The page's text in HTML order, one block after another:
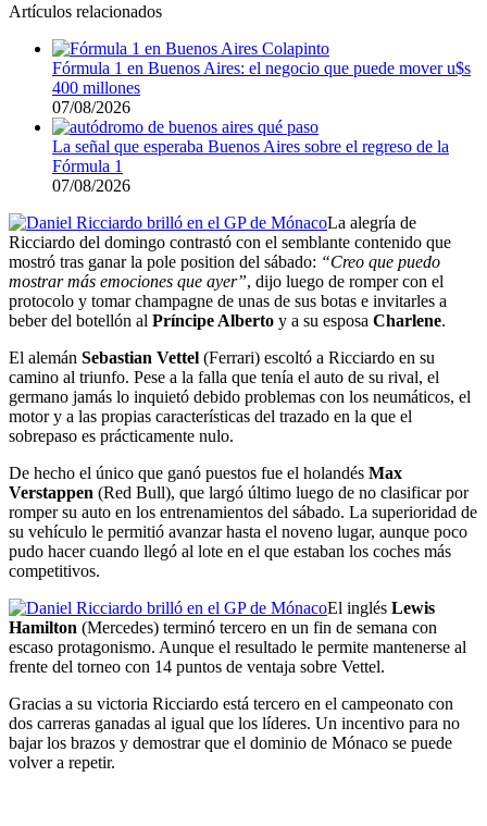
Artículos relacionados
Fórmula 1 en Buenos Aires: el negocio que puede mover u$s
400 millones
07/08/2026
La señal que esperaba Buenos Aires sobre el regreso de la
Fórmula 1
07/08/2026
La alegría de
Ricciardo del domingo contrastó con el semblante contenido que
mostró tras ganar la pole position del sábado: “Creo que puedo
mostrar más emociones que ayer”, dijo luego de romper con el
protocolo y tomar champagne de unas de sus botas e invitarles a
beber del botellón al Príncipe Alberto y a su esposa Charlene.
El alemán Sebastian Vettel (Ferrari) escoltó a Ricciardo en su
camino al triunfo. Pese a la falla que tenía el auto de su rival, el
germano jamás lo inquietó debido problemas con los neumáticos, el
motor y a las propias características del trazado en la que el
sobrepaso es prácticamente nulo.
De hecho el único que ganó puestos fue el holandés Max
Verstappen (Red Bull), que largó último luego de no clasificar por
romper su auto en los entrenamientos del sábado. La superioridad de
su vehículo le permitió avanzar hasta el noveno lugar, aunque poco
pudo hacer cuando llegó al lote en el que estaban los coches más
competitivos.
El inglés Lewis
Hamilton (Mercedes) terminó tercero en un fin de semana con
escaso protagonismo. Aunque el resultado le permite mantenerse al
frente del torneo con 14 puntos de ventaja sobre Vettel.
Gracias a su victoria Ricciardo está tercero en el campeonato con
dos carreras ganadas al igual que los líderes. Un incentivo para no
bajar los brazos y demostrar que el dominio de Mónaco se puede
volver a repetir.